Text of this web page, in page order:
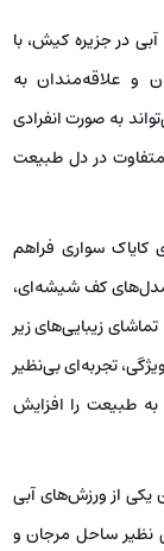
در جزیره کیش، با
و علاقه‌مندان به
به ‌صورت انفرادی
متفاوت در دل طبیعت